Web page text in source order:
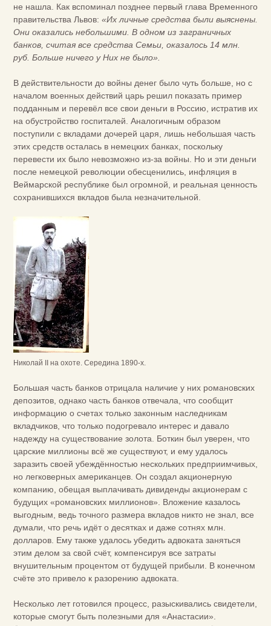
не нашла. Как вспоминал позднее первый глава Временного
правительства Львов: «Их личные средства были выяснены.
Они оказались небольшими. В одном из заграничных
банков, считая все средства Семьи, оказалось 14 млн.
руб. Больше ничего у Них не было».
В действительности до войны денег было чуть больше, но с
началом военных действий царь решил показать пример
подданным и перевёл все свои деньги в Россию, истратив их
на обустройство госпиталей. Аналогичным образом
поступили с вкладами дочерей царя, лишь небольшая часть
этих средств осталась в немецких банках, поскольку
перевести их было невозможно из-за войны. Но и эти деньги
после немецкой революции обесценились, инфляция в
Веймарской республике был огромной, и реальная ценность
сохранившихся вкладов была незначительной.
Николай II на охоте. Середина 1890-х.
Большая часть банков отрицала наличие у них романовских
депозитов, однако часть банков отвечала, что сообщит
информацию о счетах только законным наследникам
вкладчиков, что только подогревало интерес и давало
надежду на существование золота. Боткин был уверен, что
царские миллионы всё же существуют, и ему удалось
заразить своей убеждённостью нескольких предприимчивых,
но легковерных американцев. Он создал акционерную
компанию, обещая выплачивать дивиденды акционерам с
будущих «романовских миллионов». Вложение казалось
выгодным, ведь точного размера вкладов никто не знал, все
думали, что речь идёт о десятках и даже сотнях млн.
долларов. Ему также удалось убедить адвоката заняться
этим делом за свой счёт, компенсируя все затраты
внушительным процентом от будущей прибыли. В конечном
счёте это привело к разорению адвоката.
Несколько лет готовился процесс, разыскивались свидетели,
которые смогут быть полезными для «Анастасии».